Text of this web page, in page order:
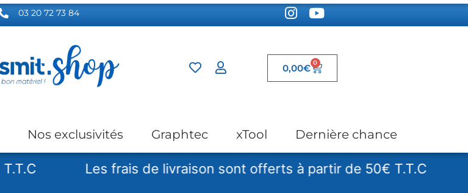
03 20 72 73 84
0,00€ 0
Nos exclusivités Graphtec xTool Dernière chance
Les frais de livraison sont offerts à partir de 50€ T.T.C Les